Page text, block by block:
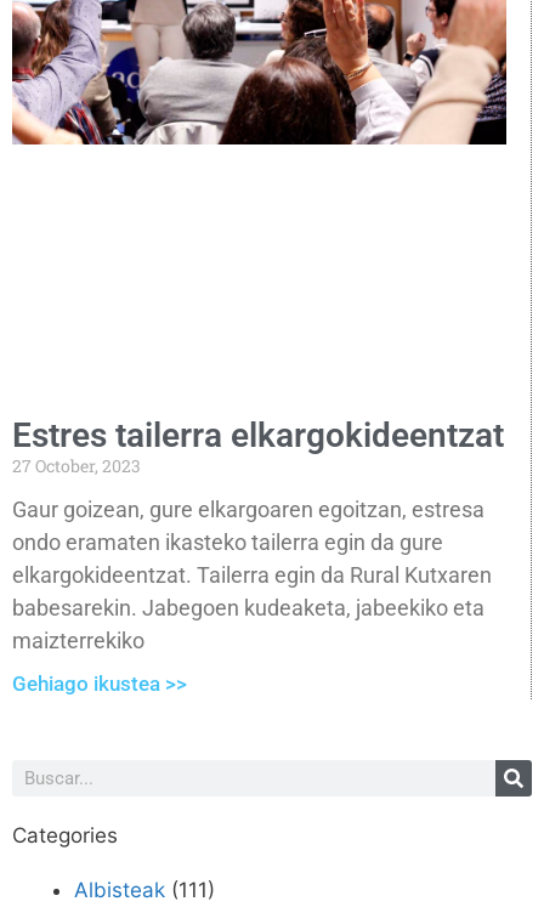
Estres tailerra elkargokideentzat
27 October, 2023
Gaur goizean, gure elkargoaren egoitzan, estresa
ondo eramaten ikasteko tailerra egin da gure
elkargokideentzat. Tailerra egin da Rural Kutxaren
babesarekin. Jabegoen kudeaketa, jabeekiko eta
maizterrekiko
Gehiago ikustea >>
Categories
Albisteak (111)